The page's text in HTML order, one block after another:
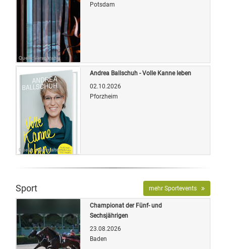
Quelle: Veranstalter
Potsdam
Quelle: Veranstalter
Andrea Ballschuh - Volle Kanne leben
02.10.2026
Pforzheim
Sport mehr Sportevents
Championat der Fünf- und
Sechsjährigen
23.08.2026
Baden